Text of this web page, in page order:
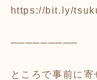
https://bit.ly/
─────────
ところで事前に